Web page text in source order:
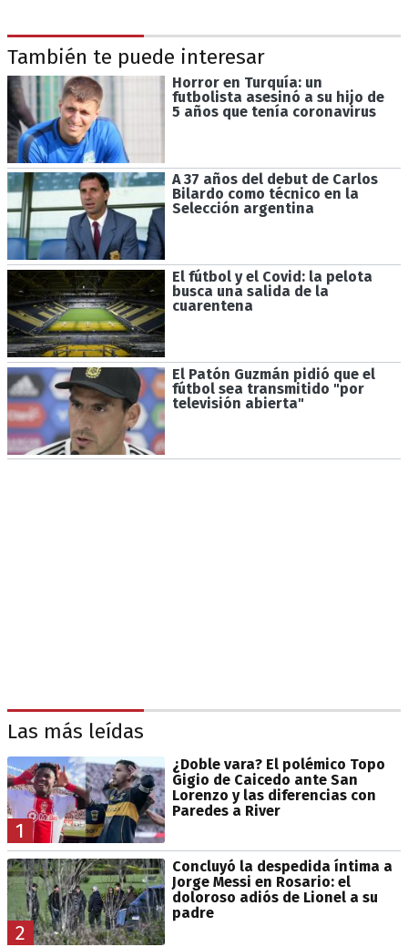
También te puede interesar
Horror en Turquía: un
futbolista asesinó a su hijo de
5 años que tenía coronavirus
A 37 años del debut de Carlos
Bilardo como técnico en la
Selección argentina
El fútbol y el Covid: la pelota
busca una salida de la
cuarentena
El Patón Guzmán pidió que el
fútbol sea transmitido "por
televisión abierta"
Las más leídas
1
¿Doble vara? El polémico Topo
Gigio de Caicedo ante San
Lorenzo y las diferencias con
Paredes a River
2
Concluyó la despedida íntima a
Jorge Messi en Rosario: el
doloroso adiós de Lionel a su
padre